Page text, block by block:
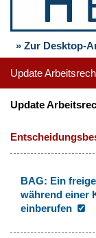
» Zur Desktop-
Update
Update
BAG: Ein
während einer
einberufen